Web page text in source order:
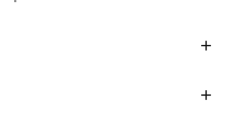

